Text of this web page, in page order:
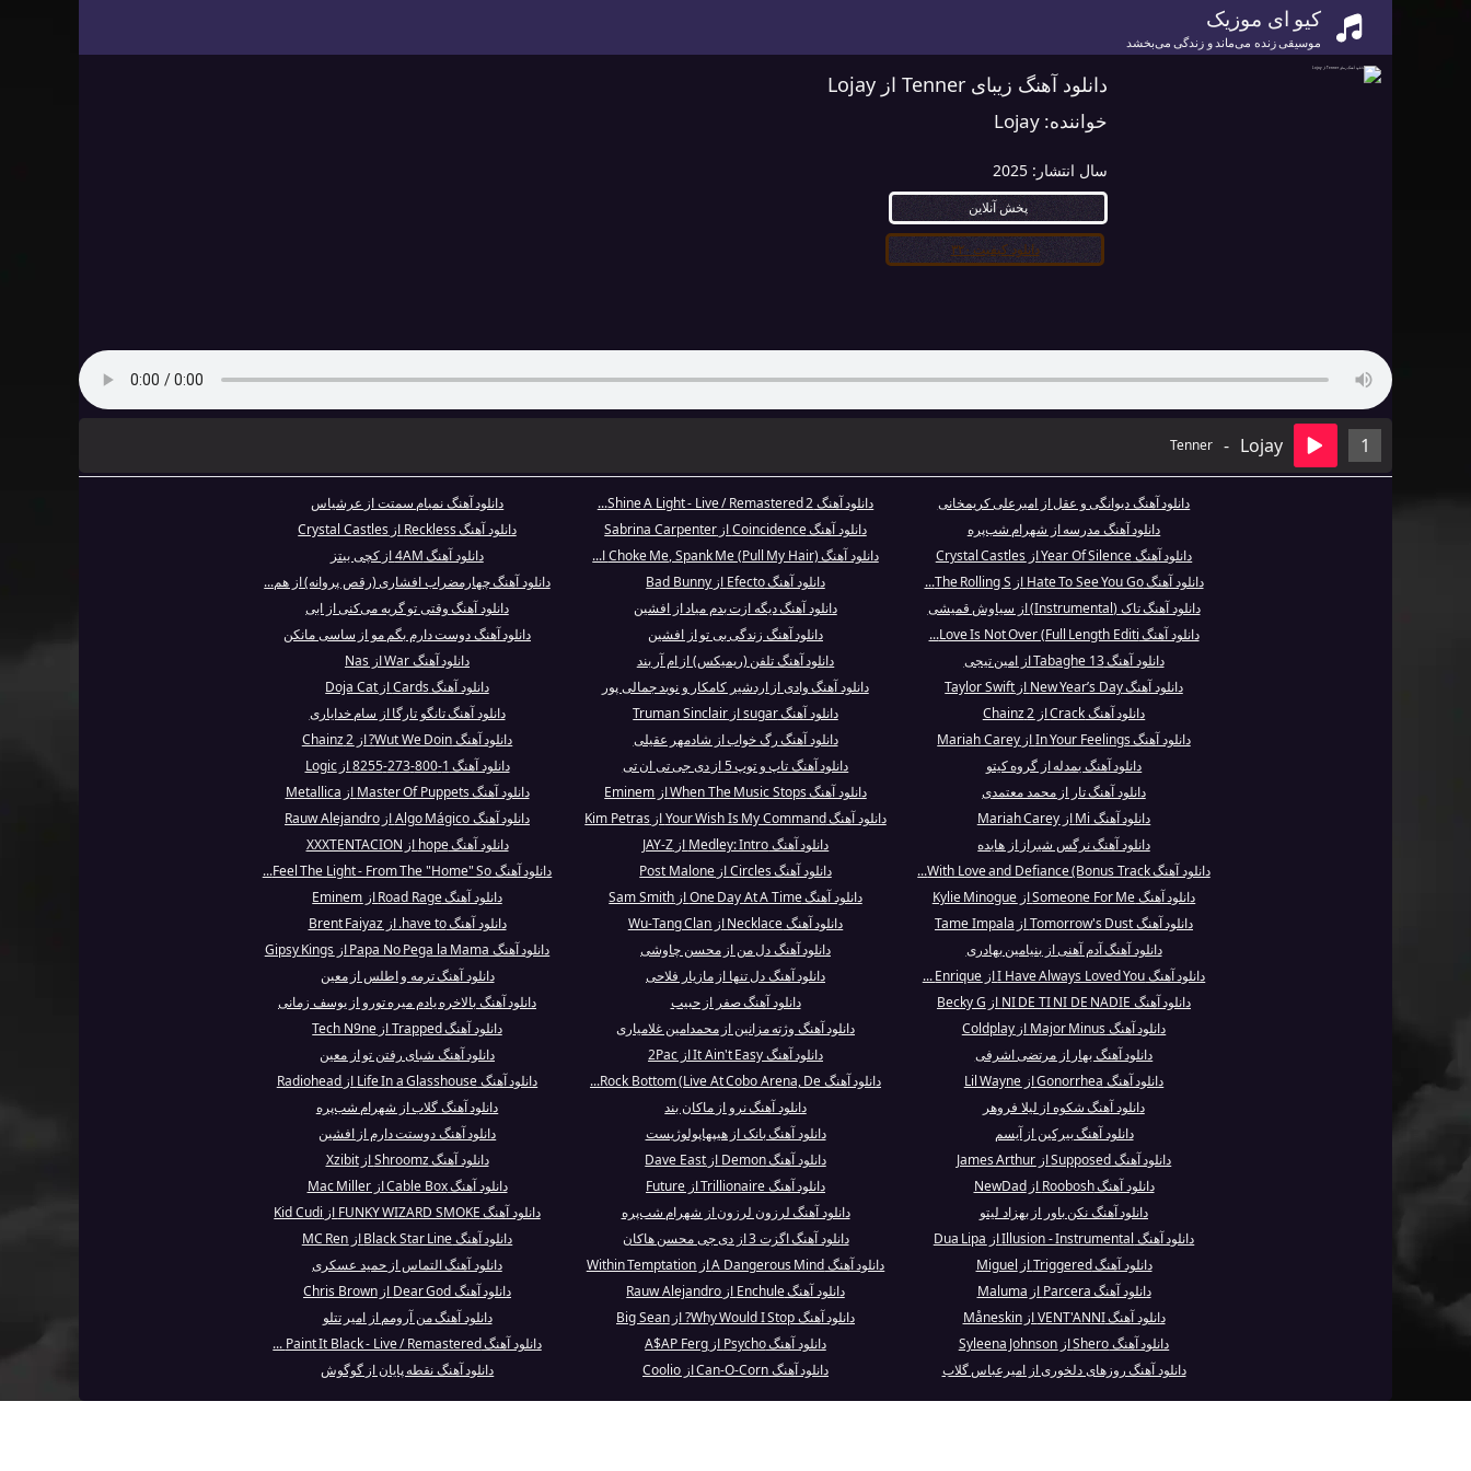
کیو ای موزیک
موسیقی زنده می‌ماند و زندگی می‌بخشد
دانلود آهنگ زیبای Tenner از Lojay
خواننده: Lojay
سال انتشار: 2025
پخش آنلاین
دانلود کیفیت ۳۲۰
1
Lojay
-
Tenner
دانلود آهنگ دیوانگی و عقل از امیرعلی کریمخانی دانلود آهنگ Shine A Light - Live / Remastered 2...
دانلود آهنگ نمیام سمتت از عرشیاس
دانلود آهنگ مدرسه از شهرام شب‌پره
دانلود آهنگ Coincidence از Sabrina Carpenter
دانلود آهنگ Reckless از Crystal Castles
دانلود آهنگ Year Of Silence از Crystal Castles
دانلود آهنگ Choke Me, Spank Me (Pull My Hair) ا...
دانلود آهنگ 4AM از کچی بیتز
دانلود آهنگ Hate To See You Go از The Rolling S...
دانلود آهنگ Efecto از Bad Bunny
دانلود آهنگ چهارمضراب افشاری (رقص پروانه) از هم...
دانلود آهنگ تاک (Instrumental) از سیاوش قمیشی
دانلود آهنگ دیگه ازت بدم میاد از افشین
دانلود آهنگ وقتی تو گریه می‌کنی از ابی
دانلود آهنگ Love Is Not Over (Full Length Editi...
دانلود آهنگ زندگی بی تو از افشین
دانلود آهنگ دوست دارم بگم مو از ساسی مانکن
دانلود آهنگ Tabaghe 13 از امین تیجی
دانلود آهنگ تلفن (ریمیکس) از ام آر بند
دانلود آهنگ War از Nas
دانلود آهنگ New Year’s Day از Taylor Swift
دانلود آهنگ وادی از اردشیر کامکار و نوید جمالی پور
دانلود آهنگ Cards از Doja Cat
دانلود آهنگ Crack از 2 Chainz
دانلود آهنگ sugar از Truman Sinclair
دانلود آهنگ تانگو تارگا از سام خدایاری
دانلود آهنگ In Your Feelings از Mariah Carey
دانلود آهنگ رگ خواب از شادمهر عقیلی
دانلود آهنگ Wut We Doin? از 2 Chainz
دانلود آهنگ یمدله از گروه کیتو
دانلود آهنگ تاپ و توپ 5 از دی جی تی ان تی
دانلود آهنگ 1-800-273-8255 از Logic
دانلود آهنگ تار از محمد معتمدی
دانلود آهنگ When The Music Stops از Eminem
دانلود آهنگ Master Of Puppets از Metallica
دانلود آهنگ Mi از Mariah Carey
دانلود آهنگ Your Wish Is My Command از Kim Petras
دانلود آهنگ Algo Mágico از Rauw Alejandro
دانلود آهنگ نرگس شیراز از هایده
دانلود آهنگ Medley: Intro از JAY-Z
دانلود آهنگ hope از XXXTENTACION
دانلود آهنگ With Love and Defiance (Bonus Track...
دانلود آهنگ Circles از Post Malone
دانلود آهنگ Feel The Light - From The "Home" So...
دانلود آهنگ Someone For Me از Kylie Minogue
دانلود آهنگ One Day At A Time از Sam Smith
دانلود آهنگ Road Rage از Eminem
دانلود آهنگ Tomorrow's Dust از Tame Impala
دانلود آهنگ Necklace از Wu-Tang Clan
دانلود آهنگ have to. از Brent Faiyaz
دانلود آهنگ آدم آهنی از بنیامین بهادری
دانلود آهنگ دل من از محسن چاوشی
دانلود آهنگ Papa No Pega la Mama از Gipsy Kings
دانلود آهنگ I Have Always Loved You از Enrique ...
دانلود آهنگ دل تنها از مازیار فلاحی
دانلود آهنگ ترمه و اطلس از معین
دانلود آهنگ NI DE TI NI DE NADIE از Becky G
دانلود آهنگ صفر از حبیب
دانلود آهنگ بالاخره یادم میره تورو از یوسف زمانی
دانلود آهنگ Major Minus از Coldplay
دانلود آهنگ وژته مزانین از محمدامین غلامیاری
دانلود آهنگ Trapped از Tech N9ne
دانلود آهنگ بهار از مرتضی اشرفی
دانلود آهنگ It Ain't Easy از 2Pac
دانلود آهنگ شبای رفتن تو از معین
دانلود آهنگ Gonorrhea از Lil Wayne
دانلود آهنگ Rock Bottom (Live At Cobo Arena, De...
دانلود آهنگ Life In a Glasshouse از Radiohead
دانلود آهنگ شکوه از لیلا فروهر
دانلود آهنگ نرو از ماکان بند
دانلود آهنگ گلاب از شهرام شب‌پره
دانلود آهنگ بیرکین از آیسم
دانلود آهنگ بانک از هیپهاپولوژیست
دانلود آهنگ دوستت دارم از افشین
دانلود آهنگ Supposed از James Arthur
دانلود آهنگ Demon از Dave East
دانلود آهنگ Shroomz از Xzibit
دانلود آهنگ Roobosh از NewDad
دانلود آهنگ Trillionaire از Future
دانلود آهنگ Cable Box از Mac Miller
دانلود آهنگ نکن باور از بهزاد لیتو
دانلود آهنگ لرزون لرزون از شهرام شب‌پره
دانلود آهنگ FUNKY WIZARD SMOKE از Kid Cudi
دانلود آهنگ Illusion - Instrumental از Dua Lipa
دانلود آهنگ اگزت 3 از دی جی محسن هاکان
دانلود آهنگ Black Star Line از MC Ren
دانلود آهنگ Triggered از Miguel
دانلود آهنگ A Dangerous Mind از Within Temptation
دانلود آهنگ التماس از حمید عسکری
دانلود آهنگ Parcera از Maluma
دانلود آهنگ Enchule از Rauw Alejandro
دانلود آهنگ Dear God از Chris Brown
دانلود آهنگ VENT'ANNI از Måneskin
دانلود آهنگ Why Would I Stop? از Big Sean
دانلود آهنگ من آرومم از امیر تتلو
دانلود آهنگ Shero از Syleena Johnson
دانلود آهنگ Psycho از A$AP Ferg
دانلود آهنگ Paint It Black - Live / Remastered ...
دانلود آهنگ روزهای دلخوری از امیرعباس گلاب
دانلود آهنگ Can-O-Corn از Coolio دانلود آهنگ نقطه پایان از گوگوش